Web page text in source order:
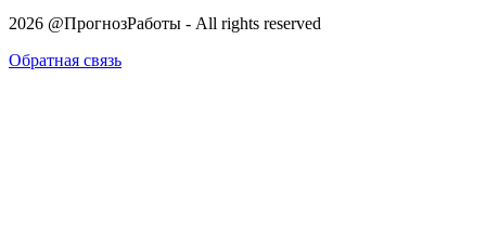
2026 @ПрогнозРаботы - All rights reserved
Обратная связь